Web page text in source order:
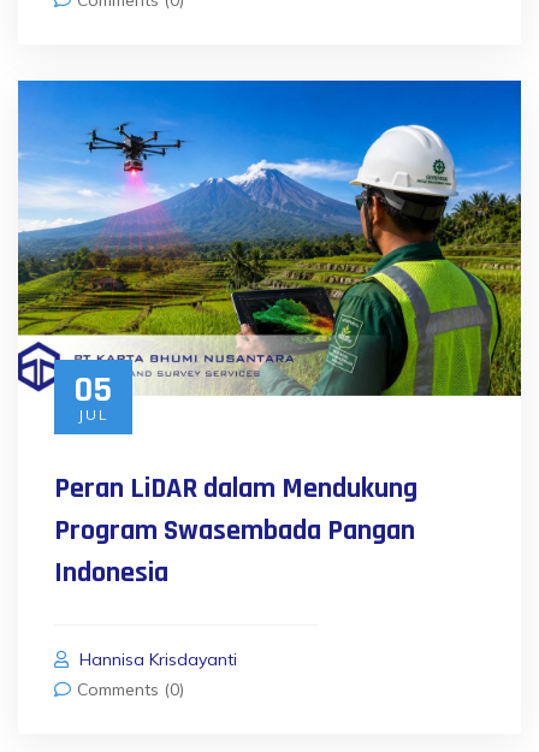
05
JUL
Peran LiDAR dalam Mendukung
Program Swasembada Pangan
Indonesia
Hannisa Krisdayanti
Comments (0)